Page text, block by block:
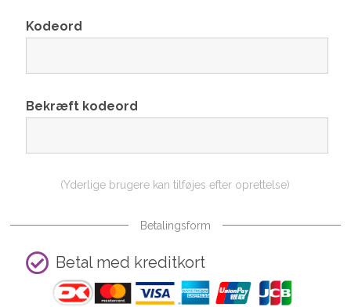
Kodeord
Bekræft kodeord
(Yderlige brugere kan tilføjes efter oprettelse)
Betalingsform
Betal med kreditkort